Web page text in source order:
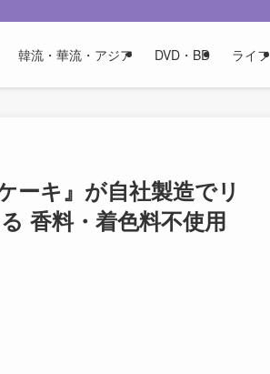
韓流・華流・アジア DVD・BD ライフ
ーキ』が自社製造でリ
香料・着色料不使用